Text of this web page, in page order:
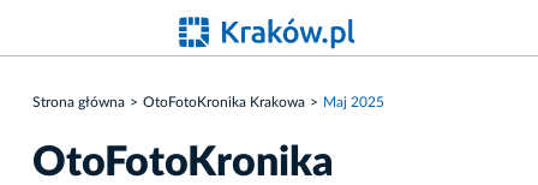
Strona główna OtoFotoKronika Krakowa Maj 2025
OtoFotoKronika